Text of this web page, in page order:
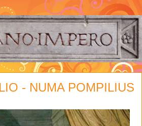
- NUMA POMPILIUS